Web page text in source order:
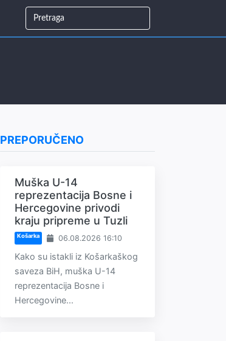
PREPORUČENO
Muška U-14
reprezentacija Bosne i
Hercegovine privodi
kraju pripreme u Tuzli
Košarka 06.08.2026 16:10
Kako su istakli iz Košarkaškog
saveza BiH, muška U-14
reprezentacija Bosne i
Hercegovine...